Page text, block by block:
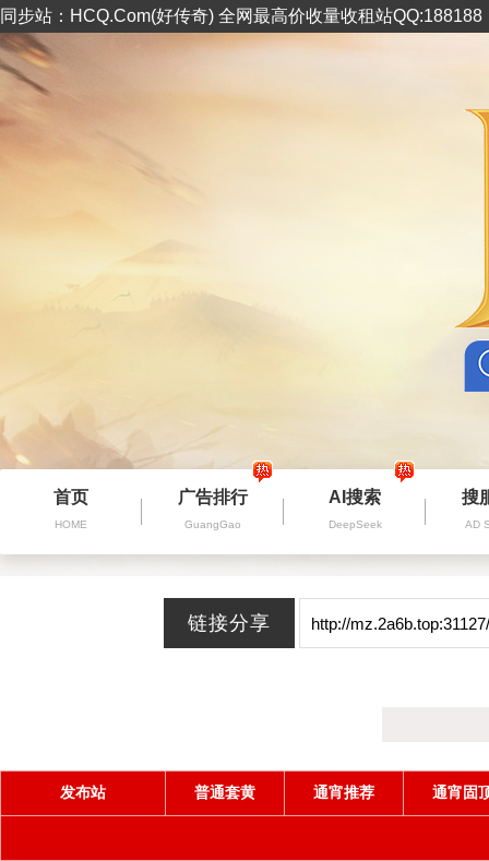
同步站：HCQ.Com(好传奇) 全网最高价收量收租站
首页
HOME
广告排行
GuangGao
AI搜索
DeepSeek
搜
AD
发布站 普通套黄 通宵推荐 通宵固